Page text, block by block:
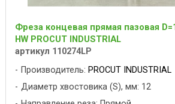
Фреза концевая прямая пазовая
HW PROCUT INDUSTRIAL
артикул 110274LP
Производитель: PROCUT INDUSTRIAL
Диаметр хвостовика (S), мм: 12